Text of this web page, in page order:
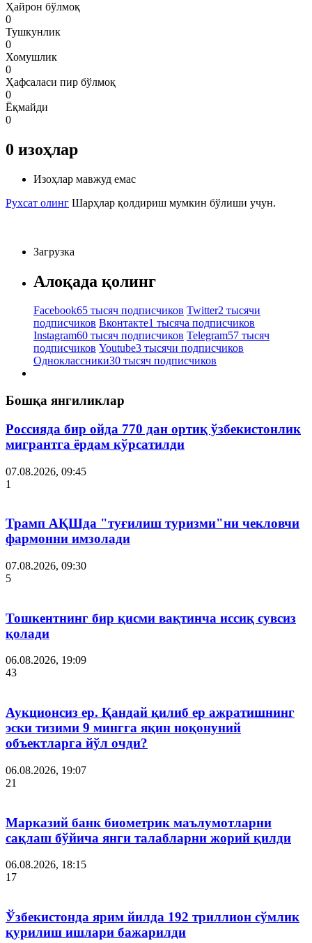
Ҳайрон бўлмоқ
0
Тушкунлик
0
Хомушлик
0
Ҳафсаласи пир бўлмоқ
0
Ёқмайди
0
0 изоҳлар
Изоҳлар мавжуд емас
Рухсат олинг Шарҳлар қолдириш мумкин бўлиши учун.
Загрузка
Алоқада қолинг
Facebook65 тысяч подписчиков Twitter2 тысячи
подписчиков Вконтакте1 тысяча подписчиков
Instagram60 тысяч подписчиков Telegram57 тысяч
подписчиков Youtube3 тысячи подписчиков
Одноклассники30 тысяч подписчиков
Бошқа янгиликлар
Россияда бир ойда 770 дан ортиқ ўзбекистонлик
мигрантга ёрдам кўрсатилди
07.08.2026, 09:45
1
Трамп АҚШда "туғилиш туризми"ни чекловчи
фармонни имзолади
07.08.2026, 09:30
5
Тошкентнинг бир қисми вақтинча иссиқ сувсиз
қолади
06.08.2026, 19:09
43
Аукционсиз ер. Қандай қилиб ер ажратишнинг
эски тизими 9 мингга яқин ноқонуний
объектларга йўл очди?
06.08.2026, 19:07
21
Марказий банк биометрик маълумотларни
сақлаш бўйича янги талабларни жорий қилди
06.08.2026, 18:15
17
Ўзбекистонда ярим йилда 192 триллион сўмлик
қурилиш ишлари бажарилди